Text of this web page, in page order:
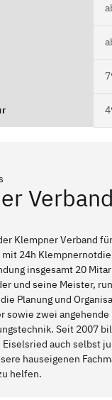
Klempner Verband
24h
insgesamt 20
und seine Meister,
Planung und
sowie zwei
Seit 2007
auch selbst
hauseigenen
helfen.